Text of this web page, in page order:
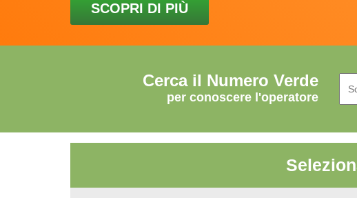
SCOPRI DI PIÙ
Cerca il Numero Verde
per conoscere l'operatore